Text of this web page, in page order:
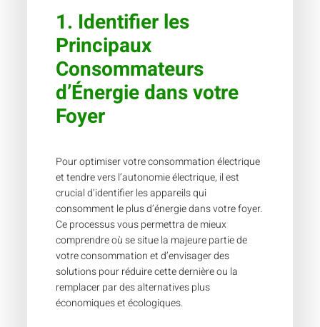
1. Identifier les
Principaux
Consommateurs
d’Énergie dans votre
Foyer
Pour optimiser votre consommation électrique
et tendre vers l’autonomie électrique, il est
crucial d’identifier les appareils qui
consomment le plus d’énergie dans votre foyer.
Ce processus vous permettra de mieux
comprendre où se situe la majeure partie de
votre consommation et d’envisager des
solutions pour réduire cette dernière ou la
remplacer par des alternatives plus
économiques et écologiques.